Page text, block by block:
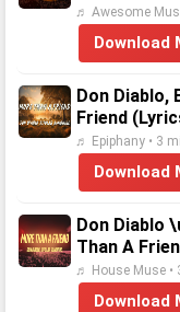
♬ Awesome
Download
Don Diablo,
Friend
♬ Epiphany • 3
Download
Don Diablo
Than A
♬ House Muse •
Download